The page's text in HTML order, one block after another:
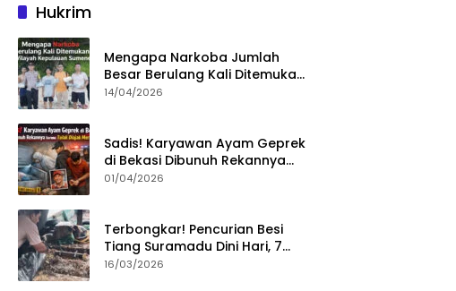
Hukrim
Mengapa Narkoba Jumlah
Besar Berulang Kali Ditemukan
di Wilayah Kepulauan
14/04/2026
Sadis! Karyawan Ayam Geprek
di Bekasi Dibunuh Rekannya
karena Tolak Diajak Merampok
01/04/2026
Terbongkar! Pencurian Besi
Tiang Suramadu Dini Hari, 7
ABK Ditangkap Polisi
16/03/2026